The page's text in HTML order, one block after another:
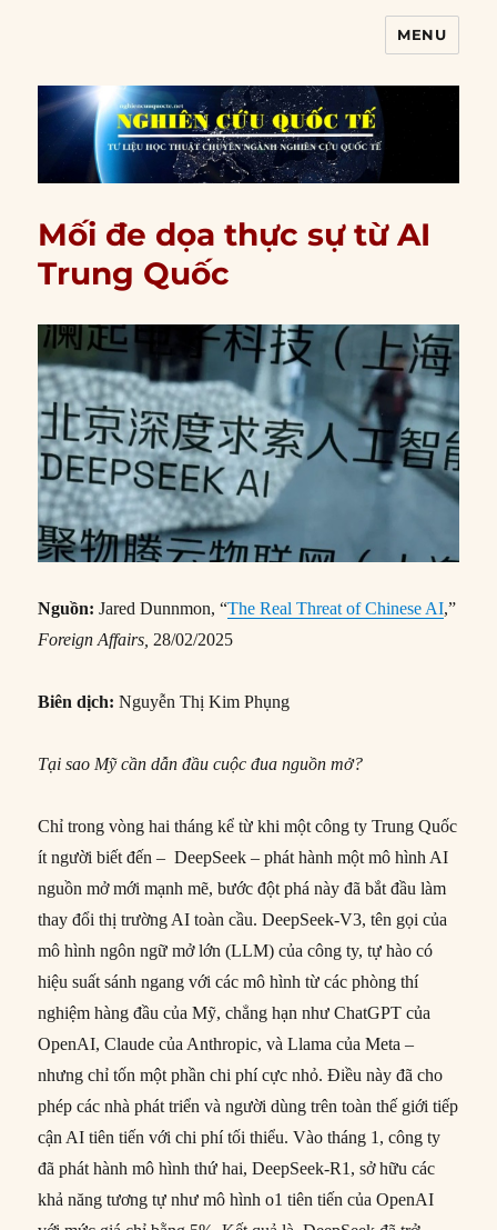
MENU
Mối đe dọa thực sự từ AI
Trung Quốc
Nguồn: Jared Dunnmon, “The Real Threat of Chinese AI,”
Foreign Affairs,28/02/2025
Biên dịch: Nguyễn Thị Kim Phụng
Tại sao Mỹ cần dẫn đầu cuộc đua nguồn mở?
Chỉ trong vòng hai tháng kể từ khi một công ty Trung Quốc
ít người biết đến – DeepSeek – phát hành một mô hình AI
nguồn mở mới mạnh mẽ, bước đột phá này đã bắt đầu làm
thay đổi thị trường AI toàn cầu. DeepSeek-V3, tên gọi của
mô hình ngôn ngữ mở lớn (LLM) của công ty, tự hào có
hiệu suất sánh ngang với các mô hình từ các phòng thí
nghiệm hàng đầu của Mỹ, chẳng hạn như ChatGPT của
OpenAI, Claude của Anthropic, và Llama của Meta –
nhưng chỉ tốn một phần chi phí cực nhỏ. Điều này đã cho
phép các nhà phát triển và người dùng trên toàn thế giới tiếp
cận AI tiên tiến với chi phí tối thiểu. Vào tháng 1, công ty
đã phát hành mô hình thứ hai, DeepSeek-R1, sở hữu các
khả năng tương tự như mô hình o1 tiên tiến của OpenAI